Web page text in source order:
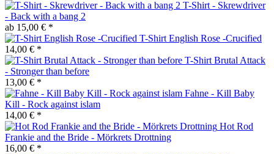
T-Shirt - Skrewdriver
- Back with a bang 2
ab 15,00 € *
T-Shirt English Rose -Crucified
14,00 € *
T-Shirt Brutal Attack
- Stronger than before
13,00 € *
Fahne - Kill Baby
Kill - Rock against islam
14,00 € *
Hot Rod
Frankie and the Bride - Mörkrets Drottning
16,00 € *